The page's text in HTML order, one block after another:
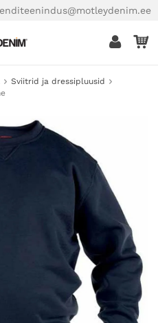
Sviitrid ja dressipluusid